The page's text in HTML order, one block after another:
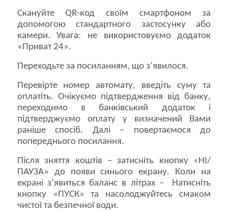
Скануйте QR-код своїм смартфоном за
допомогою стандартного застосунку або
камери. Увага: не використовуємо додаток
«Приват 24».
Переходьте за посиланням, що з’явилося.
Перевірте номер автомату, введіть суму та
оплатіть. Очікуємо підтвердження від банку,
переходимо в банківський додаток і
підтверджуємо оплату у визначений Вами
раніше спосіб. Далі – повертаємося до
попереднього посилання.
Після зняття коштів – затисніть кнопку «НІ/
ПАУЗА» до появи синього екрану. Коли на
екрані з’явиться баланс в літрах – Натисніть
кнопку «ПУСК» та насолоджуйтесь смаком
чистої та безпечної води.